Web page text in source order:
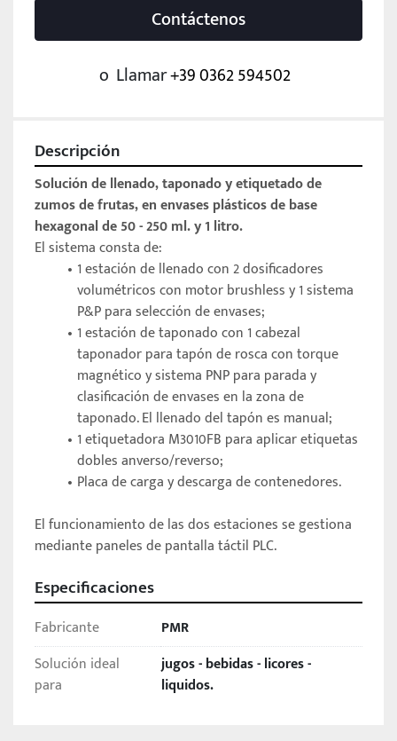
Contáctenos
o Llamar+39 0362 594502
Descripción
Solución de llenado, taponado y etiquetado de
zumos de frutas, en envases plásticos de base
hexagonal de 50 - 250 ml. y 1 litro.
El sistema consta de:
1 estación de llenado con 2 dosificadores
volumétricos con motor brushless y 1 sistema
P&P para selección de envases;
1 estación de taponado con 1 cabezal
taponador para tapón de rosca con torque
magnético y sistema PNP para parada y
clasificación de envases en la zona de
taponado. El llenado del tapón es manual;
1 etiquetadora M3010FB para aplicar etiquetas
dobles anverso/reverso;
Placa de carga y descarga de contenedores.
El funcionamiento de las dos estaciones se gestiona
mediante paneles de pantalla táctil PLC.
Producción: 1.800 piezas/h. Para envases de 250ml.
Especificaciones
Fabricante
PMR
Solución ideal
para
jugos - bebidas - licores -
liquidos.